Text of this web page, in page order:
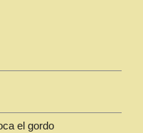
el gordo